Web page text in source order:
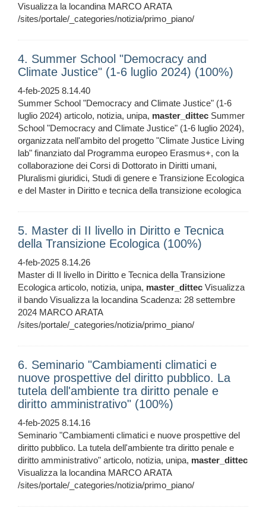
Visualizza la locandina MARCO ARATA
/sites/portale/_categories/notizia/primo_piano/
4. Summer School "Democracy and
Climate Justice" (1-6 luglio 2024) (100%)
4-feb-2025 8.14.40
Summer School "Democracy and Climate Justice" (1-6
luglio 2024) articolo, notizia, unipa, master_dittec Summer
School "Democracy and Climate Justice" (1-6 luglio 2024),
organizzata nell'ambito del progetto "Climate Justice Living
lab" finanziato dal Programma europeo Erasmus+, con la
collaborazione dei Corsi di Dottorato in Diritti umani,
Pluralismi giuridici, Studi di genere e Transizione Ecologica
e del Master in Diritto e tecnica della transizione ecologica
5. Master di II livello in Diritto e Tecnica
della Transizione Ecologica (100%)
4-feb-2025 8.14.26
Master di II livello in Diritto e Tecnica della Transizione
Ecologica articolo, notizia, unipa, master_dittec Visualizza
il bando Visualizza la locandina Scadenza: 28 settembre
2024 MARCO ARATA
/sites/portale/_categories/notizia/primo_piano/
6. Seminario "Cambiamenti climatici e
nuove prospettive del diritto pubblico. La
tutela dell'ambiente tra diritto penale e
diritto amministrativo" (100%)
4-feb-2025 8.14.16
Seminario "Cambiamenti climatici e nuove prospettive del
diritto pubblico. La tutela dell'ambiente tra diritto penale e
diritto amministrativo" articolo, notizia, unipa, master_dittec
Visualizza la locandina MARCO ARATA
/sites/portale/_categories/notizia/primo_piano/